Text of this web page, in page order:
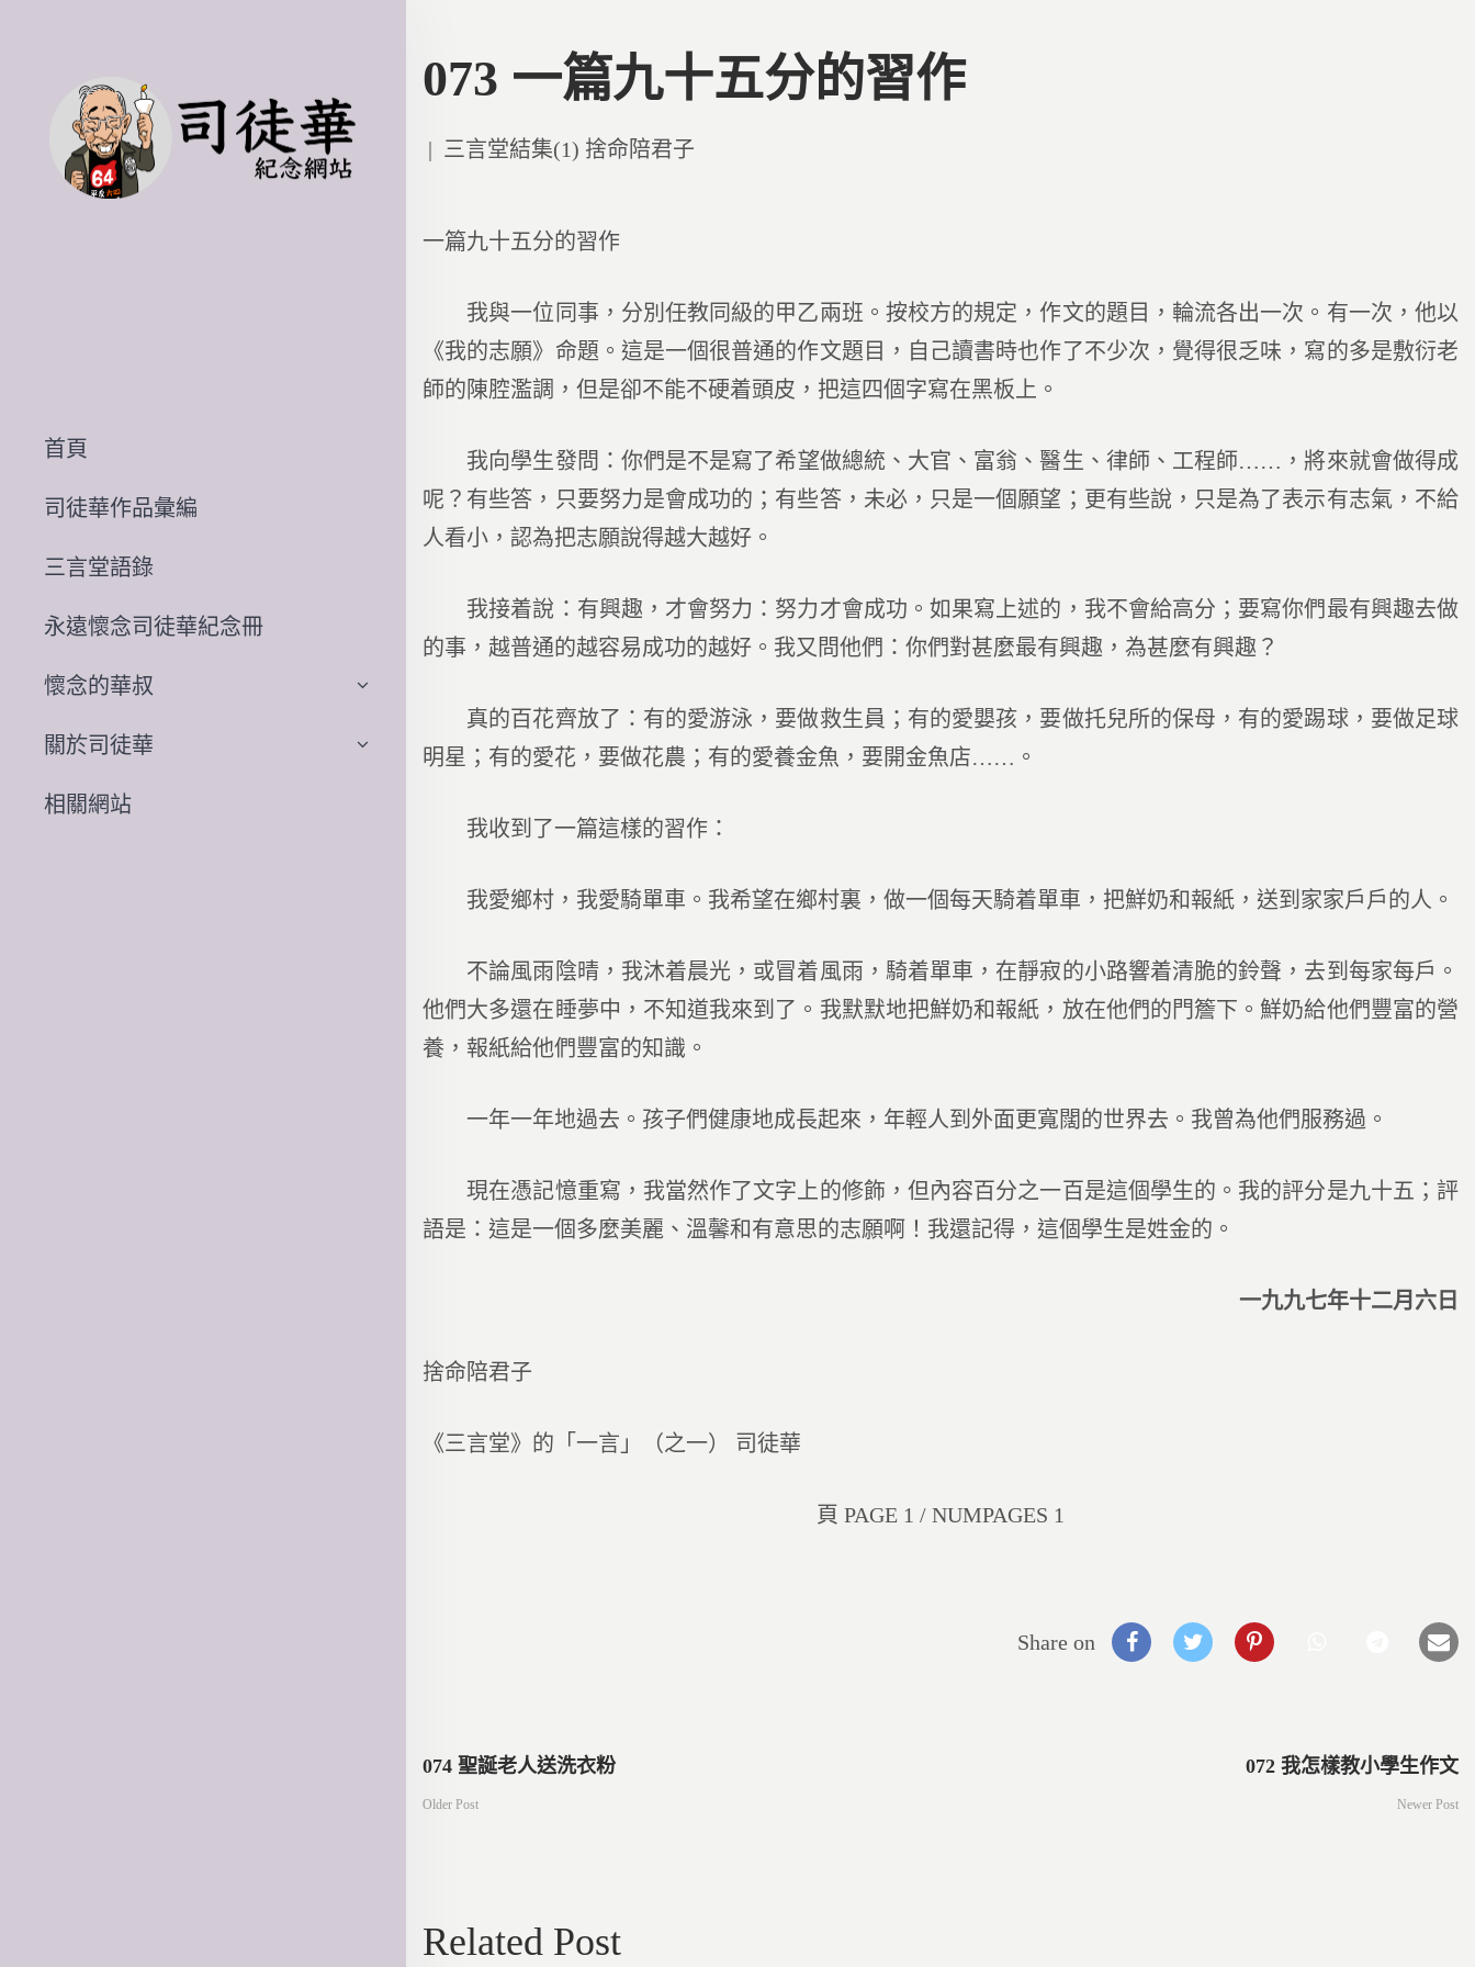
首頁
司徒華作品彙編
三言堂語錄
永遠懷念司徒華紀念冊
懷念的華叔
關於司徒華
相關網站
073 一篇九十五分的習作
Posted
三言堂結集(1) 捨命陪君子
一篇九十五分的習作
我與一位同事，分別任教同級的甲乙兩班。按校方的規定，作文的題目，輪流各出一次。有一次，他以
《我的志願》命題。這是一個很普通的作文題目，自己讀書時也作了不少次，覺得很乏味，寫的多是敷衍老
師的陳腔濫調，但是卻不能不硬着頭皮，把這四個字寫在黑板上。
我向學生發問：你們是不是寫了希望做總統、大官、富翁、醫生、律師、工程師……，將來就會做得成
呢？有些答，只要努力是會成功的；有些答，未必，只是一個願望；更有些說，只是為了表示有志氣，不給
人看小，認為把志願說得越大越好。
我接着說：有興趣，才會努力：努力才會成功。如果寫上述的，我不會給高分；要寫你們最有興趣去做
的事，越普通的越容易成功的越好。我又問他們：你們對甚麼最有興趣，為甚麼有興趣？
真的百花齊放了：有的愛游泳，要做救生員；有的愛嬰孩，要做托兒所的保母，有的愛踢球，要做足球
明星；有的愛花，要做花農；有的愛養金魚，要開金魚店……。
我收到了一篇這樣的習作：
我愛鄉村，我愛騎單車。我希望在鄉村裏，做一個每天騎着單車，把鮮奶和報紙，送到家家戶戶的人。
不論風雨陰晴，我沐着晨光，或冒着風雨，騎着單車，在靜寂的小路響着清脆的鈴聲，去到每家每戶。
他們大多還在睡夢中，不知道我來到了。我默默地把鮮奶和報紙，放在他們的門簷下。鮮奶給他們豐富的營
養，報紙給他們豐富的知識。
一年一年地過去。孩子們健康地成長起來，年輕人到外面更寬闊的世界去。我曾為他們服務過。
現在憑記憶重寫，我當然作了文字上的修飾，但內容百分之一百是這個學生的。我的評分是九十五；評
語是：這是一個多麼美麗、溫馨和有意思的志願啊！我還記得，這個學生是姓金的。
一九九七年十二月六日
捨命陪君子
《三言堂》的「一言」（之一） 司徒華
頁 PAGE 1 / NUMPAGES 1
Share on
文
導
074 聖誕老人送洗衣粉
Older Post
072 我怎樣教小學生作文
Newer Post
Related Post